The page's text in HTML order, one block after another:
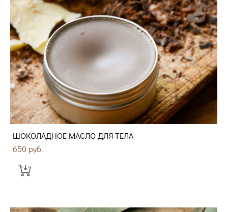
ШОКОЛАДНОЕ МАСЛО ДЛЯ ТЕЛА
650 pуб.